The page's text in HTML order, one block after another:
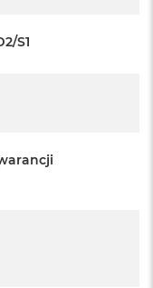
producenta.
S1